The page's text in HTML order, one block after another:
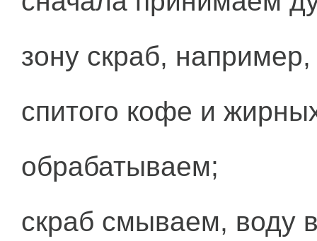
зону скраб,
спитого кофе и
обрабатываем;
скраб смываем, воду